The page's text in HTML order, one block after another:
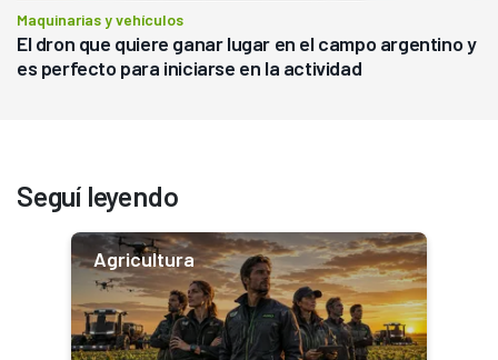
Maquinarias y vehículos
El dron que quiere ganar lugar en el campo argentino y
es perfecto para iniciarse en la actividad
Seguí leyendo
Agricultura